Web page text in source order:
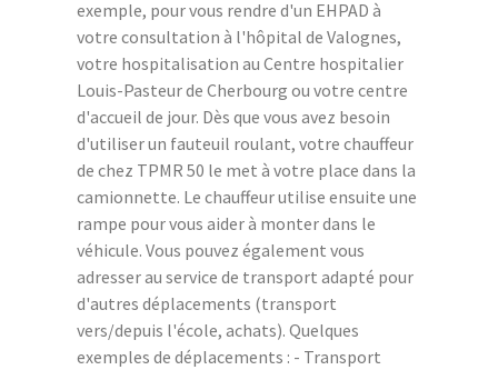
exemple, pour vous rendre d'un EHPAD à
votre consultation à l'hôpital de Valognes,
votre hospitalisation au Centre hospitalier
Louis-Pasteur de Cherbourg ou votre centre
d'accueil de jour. Dès que vous avez besoin
d'utiliser un fauteuil roulant, votre chauffeur
de chez TPMR 50 le met à votre place dans la
camionnette. Le chauffeur utilise ensuite une
rampe pour vous aider à monter dans le
véhicule. Vous pouvez également vous
adresser au service de transport adapté pour
d'autres déplacements (transport
vers/depuis l'école, achats). Quelques
exemples de déplacements : - Transport